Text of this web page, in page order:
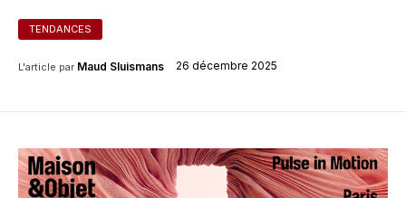
TENDANCES
L'article par Maud Sluismans 26 décembre 2025